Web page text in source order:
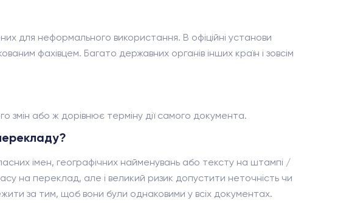
для неформального використання. В офіційні установи
фахівцем. Багато державних органів інших країн і зовсім
змін або ж дорівнює терміну дії самого документа.
імен, географічних найменувань або тексту на штампі /
на переклад, але і великий ризик допустити неточність чи
за тим, щоб вони були однаковими у всіх документах.